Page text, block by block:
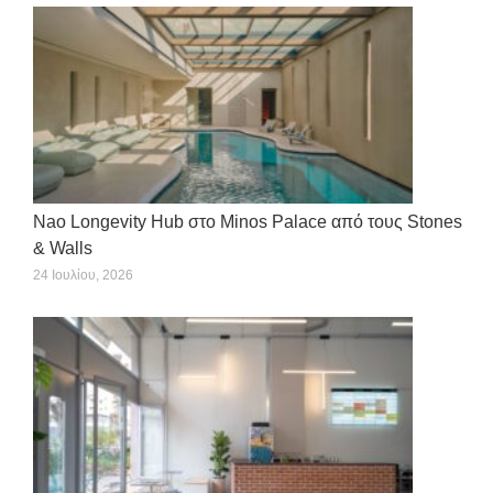
Nao Longevity Hub στο Minos Palace από τους Stones
& Walls
24 Ιουλίου, 2026